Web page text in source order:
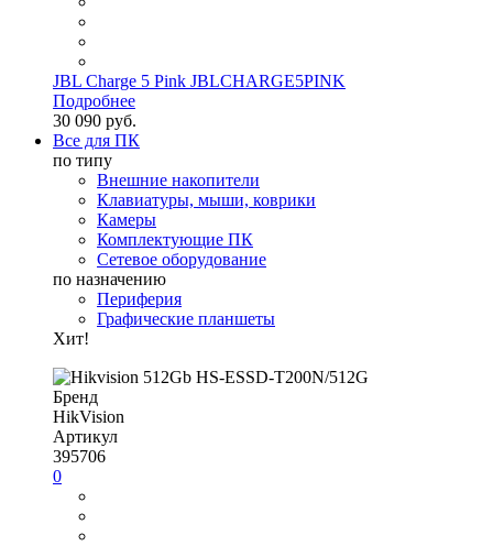
JBL Charge 5 Pink JBLCHARGE5PINK
Подробнее
30 090 руб.
Все для ПК
по типу
Внешние накопители
Клавиатуры, мыши, коврики
Камеры
Комплектующие ПК
Сетевое оборудование
по назначению
Периферия
Графические планшеты
Хит!
Бренд
HikVision
Артикул
395706
0